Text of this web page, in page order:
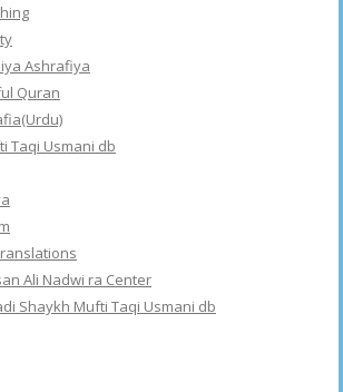
Ashrafiya
Quran
Taqi Usmani db
Ali Nadwi ra Center
Shaykh Mufti Taqi Usmani db